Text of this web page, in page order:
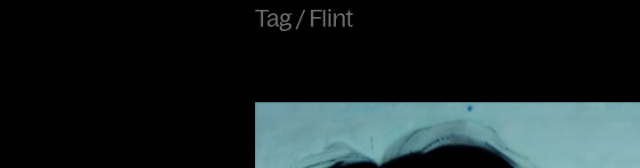
Tag / Flint